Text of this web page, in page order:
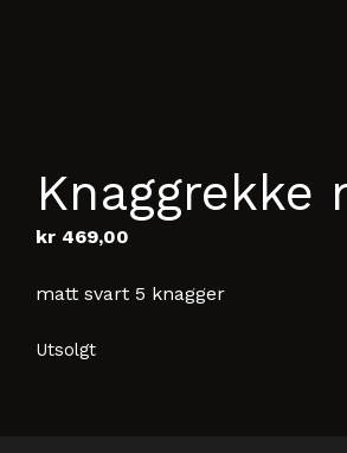
Knaggrekke
kr 469,00
matt svart 5 knagger
Utsolgt